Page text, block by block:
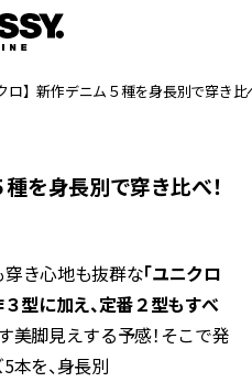
ロ】新作デニム５種を身長別で穿き
種を身長別で穿き比べ！
き心地も抜群な「ユニクロ
型に加え、定番２型もすべ
美脚見えする予感！そこで発
本を、身長別